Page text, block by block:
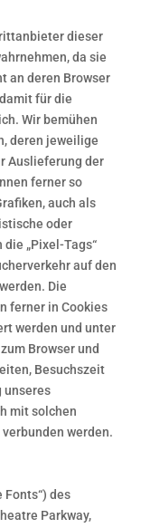
dieser
da sie
an deren Browser
für die
Wir bemühen
deren jeweilige
Auslieferung der
ferner so
auch als
oder
„Pixel-Tags“
auf den
Die
ferner in Cookies
werden und unter
Browser und
Besuchszeit
unseres
mit solchen
werden.
des
Parkway,